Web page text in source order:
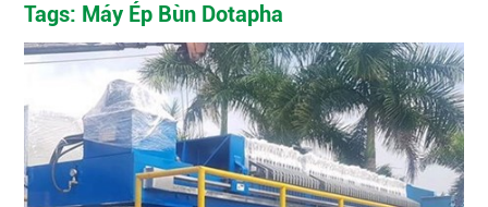
Tags: Máy Ép Bùn Dotapha